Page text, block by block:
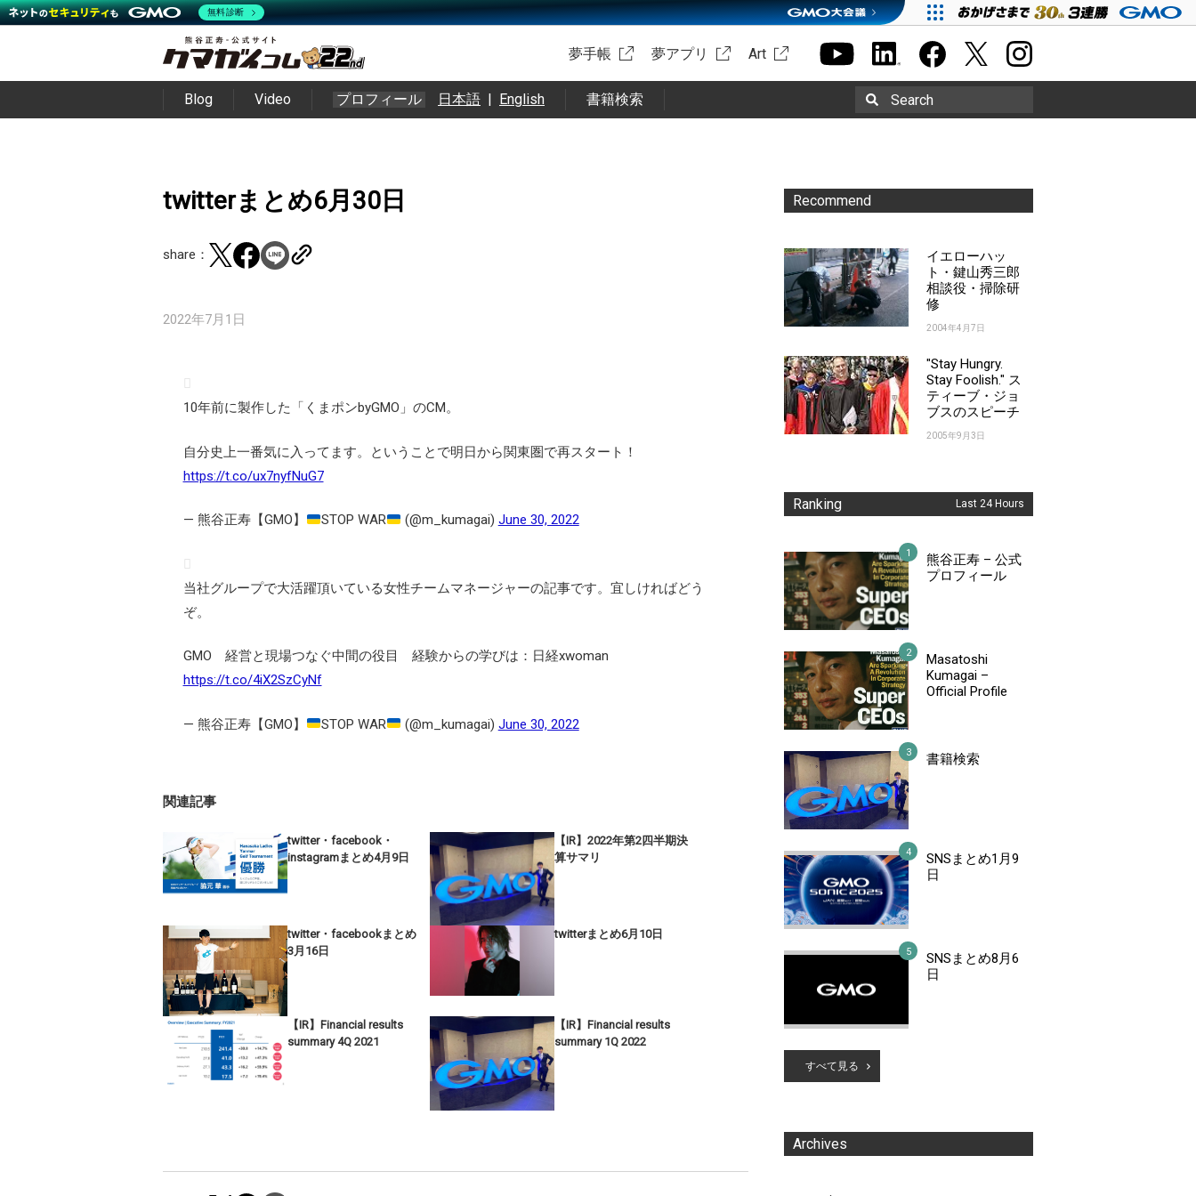
夢手帳 夢アプリ Art
Blog Video プロフィール 日本語 | English 書籍検索 Search
twitterまとめ6月30日
share：
2022年7月1日
10年前に製作した「くまポンbyGMO」のCM。
自分史上一番気に入ってます。ということで明日から関東圏で再スタート！
https://t.co/ux7nyfNuG7
— 熊谷正寿【GMO】 STOP WAR (@m_kumagai) June 30, 2022
当社グループで大活躍頂いている女性チームマネージャーの記事です。宜しければどう
ぞ。
GMO 経営と現場つなぐ中間の役目 経験からの学びは：日経xwoman
https://t.co/4iX2SzCyNf
— 熊谷正寿【GMO】 STOP WAR (@m_kumagai) June 30, 2022
関連記事
twitter・facebook・
instagramまとめ4月9日
【IR】2022年第2四半期決
算サマリ
twitter・facebookまとめ
3月16日
twitterまとめ6月10日
【IR】Financial results
summary 4Q 2021
【IR】Financial results
summary 1Q 2022
Recommend
イエローハッ
ト・鍵山秀三郎
相談役・掃除研
修
2004年4月7日
"Stay Hungry.
Stay Foolish." ス
ティーブ・ジョ
ブスのスピーチ
2005年9月3日
Ranking Last 24 Hours
熊谷正寿 – 公式
プロフィール
Masatoshi
Kumagai –
Official Profile
書籍検索
SNSまとめ1月9
日
SNSまとめ8月6
日
すべて見る
Archives
無料診断